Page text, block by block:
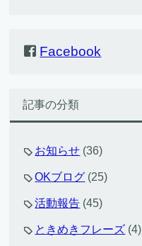
Facebook
記事の分類
お知らせ (36)
OKブログ (25)
活動報告 (45)
ときめきフレーズ (4)